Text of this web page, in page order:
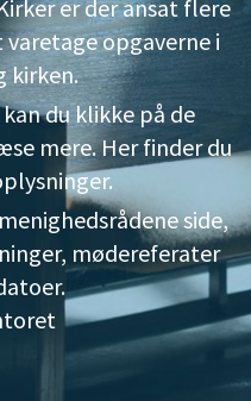
er der ansat flere
opgaverne i
kirken.
du klikke på de
mere. Her finder du
side,
mødereferater